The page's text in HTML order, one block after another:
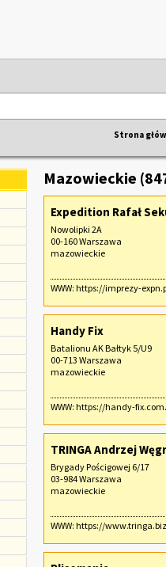
Strona
Mazowieckie
Expedition Rafał
Nowolipki 2A
00-160 Warszawa
mazowieckie
WWW: https://imprezy-
Handy Fix
Batalionu AK Bałtyk 5/U9
00-713 Warszawa
mazowieckie
WWW: https://handy-
TRINGA Andrzej
Brygady Pościgowej 6/17
03-984 Warszawa
mazowieckie
WWW: https://